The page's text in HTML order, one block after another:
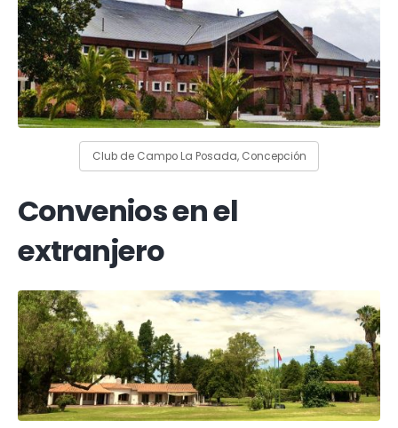
Club de Campo La Posada, Concepción
Convenios en el
extranjero